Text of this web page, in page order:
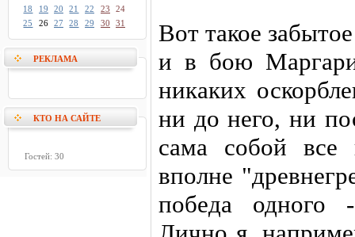
18
19 20 21 22 23
24
25
26 27 28 29 30 31
РЕКЛАМА
КТО НА САЙТЕ
Гостей: 30
Вот такое
и в бою
никаких
ни до него, ни
сама собой
вполне
победа одного